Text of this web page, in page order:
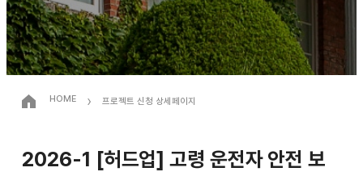
HOME › 프로젝트 신청 상세페이지
2026-1 [허드업] 고령 운전자 안전 보